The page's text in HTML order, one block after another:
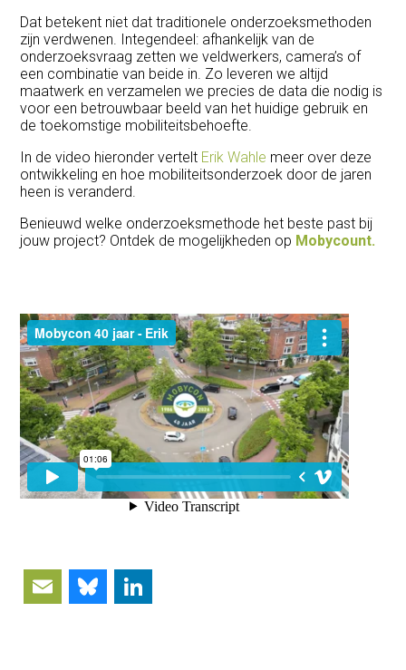
Dat betekent niet dat traditionele onderzoeksmethoden
zijn verdwenen. Integendeel: afhankelijk van de
onderzoeksvraag zetten we veldwerkers, camera’s of
een combinatie van beide in. Zo leveren we altijd
maatwerk en verzamelen we precies de data die nodig is
voor een betrouwbaar beeld van het huidige gebruik en
de toekomstige mobiliteitsbehoefte.
In de video hieronder vertelt Erik Wahle meer over deze
ontwikkeling en hoe mobiliteitsonderzoek door de jaren
heen is veranderd.
Benieuwd welke onderzoeksmethode het beste past bij
jouw project? Ontdek de mogelijkheden op Mobycount.
EmailBluesky